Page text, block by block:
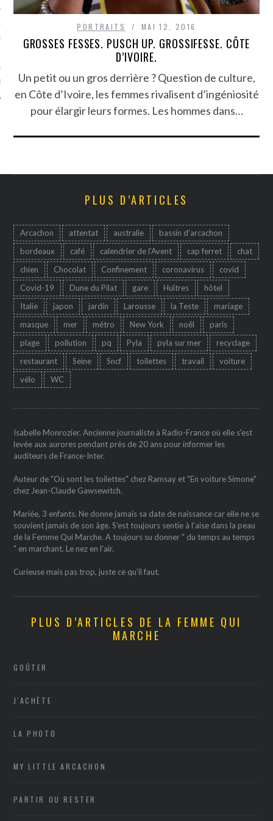
ARCACHON PORTRAITS MAI 12, 2016
GROSSES FESSES. PUSCH UP. GROSSIFESSE. CÔTE
D’IVOIRE.
Un petit ou un gros derrière ? Question de culture,
en Côte d’Ivoire, les femmes rivalisent d’ingéniosité
pour élargir leurs formes. Les hommes dans…
PLUS D’ARTICLES
Arcachon attentat australie
bassin d'arcachon
bordeaux
café calendrier de l'Avent cap ferret
chat
chien
Chocolat Confinement coronavirus
covid
Covid-19
Dune du Pilat gare Huîtres
hôtel
Italie
japon jardin Larousse la Teste
mariage
masque
mer métro New York noêl
paris
plage
pollution pq Pyla pyla sur mer
recyclage
restaurant
Seine Sncf toilettes travail
voiture
vélo
WC
Isabelle Monrozier. Ancienne journaliste à Radio-France où elle s'est
levée aux aurores pendant près de 20 ans pour informer les
auditeurs de France-Inter.
Auteur de "Où sont les toilettes" chez Ramsay et "En voiture Simone"
chez Jean-Claude Gawsewitch.
Mariée, 3 enfants. Ne donne jamais sa date de naissance car elle ne se
souvient jamais de son âge. S'est toujours sentie à l'aise dans la peau
de la Femme Qui Marche. A toujours su donner " du temps au temps
" en marchant. Le nez en l'air.
Curieuse mais pas trop, juste ce qu'il faut.
PLUS D’ARTICLES DE LA FEMME QUI
MARCHE
GOÛTER
J'ACHÈTE
LA PHOTO
MY LITTLE ARCACHON
PARTIR OU RESTER